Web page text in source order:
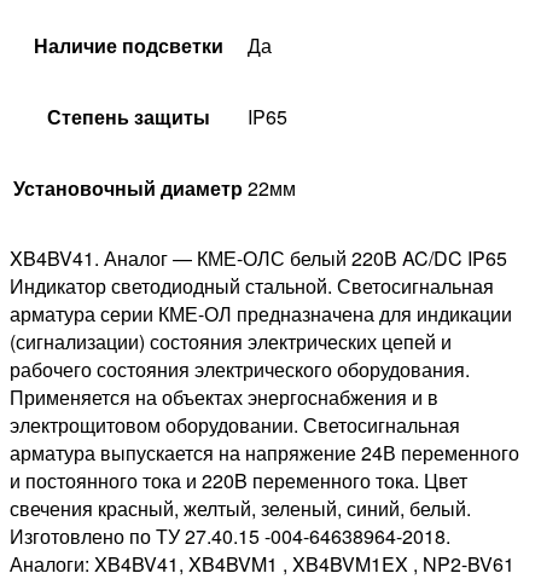
Наличие подсветки Да
Степень защиты IP65
Установочный диаметр22мм
XB4BV41. Аналог — КМЕ-ОЛС белый 220В AC/DC IP65
Индикатор светодиодный стальной. Светосигнальная
арматура серии КМЕ-ОЛ предназначена для индикации
(сигнализации) состояния электрических цепей и
рабочего состояния электрического оборудования.
Применяется на объектах энергоснабжения и в
электрощитовом оборудовании. Светосигнальная
арматура выпускается на напряжение 24В переменного
и постоянного тока и 220B переменного тока. Цвет
свечения красный, желтый, зеленый, синий, белый.
Изготовлено по ТУ 27.40.15 -004-64638964-2018.
Аналоги: XB4BV41, XB4BVM1 , XB4BVM1EX , NP2-BV61